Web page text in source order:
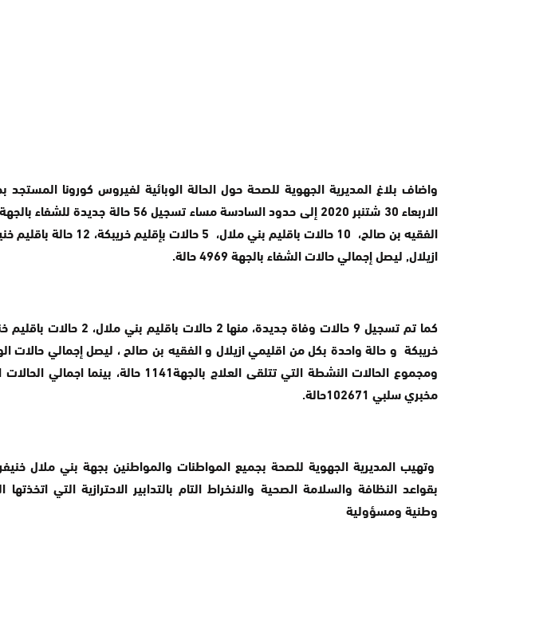
واضاف بلاغ المديرية الجهوية للصحة حول الحالة الوبائية لفيروس كورونا المستجد
ازيلال, ليصل إجمالي حالات الشفاء بالجهة 4969 حالة.
ومجموع الحالات النشطة التي تتلقى العلاج بالجهة1141
مخبري سلبي 102671حالة.
وتهيب المديرية الجهوية للصحة بجميع المواطنات والمواطنين بجهة بني ملال
بقواعد النظافة والسلامة الصحية والانخراط التام بالتدابير الاحترازية التي
وطنية ومسؤولية